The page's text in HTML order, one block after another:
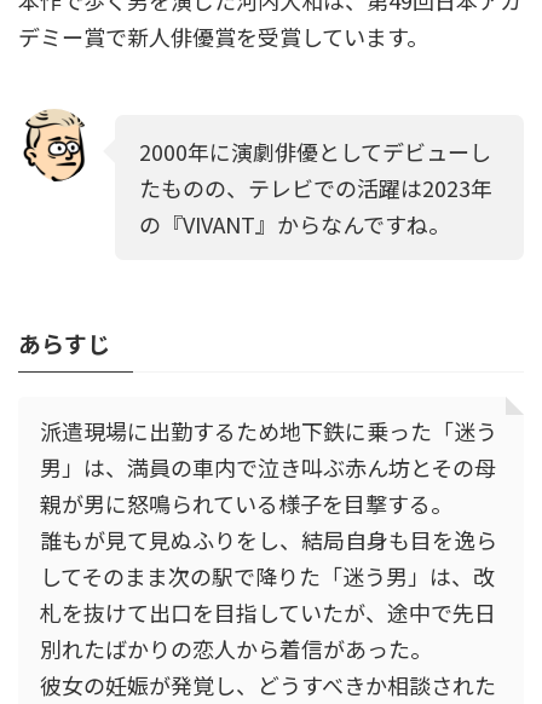
デミー賞で新人俳優賞を受賞しています。
2000年に演劇俳優としてデビューし
たものの、テレビでの活躍は2023年
の『VIVANT』からなんですね。
あらすじ
派遣現場に出勤するため地下鉄に乗った「迷う
男」は、満員の車内で泣き叫ぶ赤ん坊とその母
親が男に怒鳴られている様子を目撃する。
誰もが見て見ぬふりをし、結局自身も目を逸ら
してそのまま次の駅で降りた「迷う男」は、改
札を抜けて出口を目指していたが、途中で先日
別れたばかりの恋人から着信があった。
彼女の妊娠が発覚し、どうすべきか相談された